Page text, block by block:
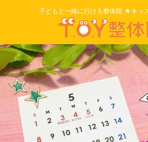
子どもと一緒に行ける整体院 ★キッ